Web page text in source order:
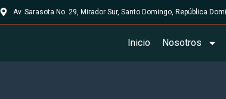
Av. Sarasota No. 29, Mirador Sur, Santo Domingo, República
Inicio Nosotros